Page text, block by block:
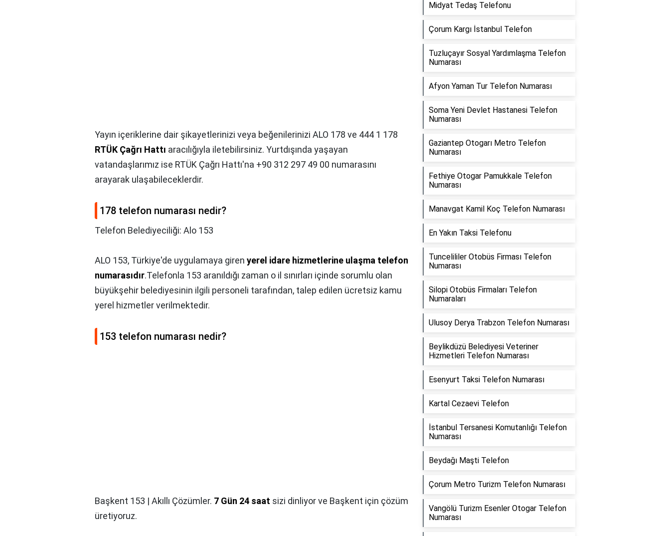
Yayın içeriklerine dair şikayetlerinizi veya beğenilerinizi ALO 178 ve 444 1 178
RTÜK Çağrı Hattı aracılığıyla iletebilirsiniz. Yurtdışında yaşayan
vatandaşlarımız ise RTÜK Çağrı Hattı'na +90 312 297 49 00 numarasını
arayarak ulaşabileceklerdir.
178 telefon numarası nedir?
Telefon Belediyeciliği: Alo 153
ALO 153, Türkiye'de uygulamaya giren yerel idare hizmetlerine ulaşma telefon
numarasıdır.Telefonla 153 aranıldığı zaman o il sınırları içinde sorumlu olan
büyükşehir belediyesinin ilgili personeli tarafından, talep edilen ücretsiz kamu
yerel hizmetler verilmektedir.
153 telefon numarası nedir?
Başkent 153 | Akıllı Çözümler. 7 Gün 24 saat sizi dinliyor ve Başkent için çözüm
üretiyoruz.
Midyat Tedaş Telefonu
Çorum Kargı İstanbul Telefon
Tuzluçayır Sosyal Yardımlaşma Telefon
Numarası
Afyon Yaman Tur Telefon Numarası
Soma Yeni Devlet Hastanesi Telefon
Numarası
Gaziantep Otogarı Metro Telefon
Numarası
Fethiye Otogar Pamukkale Telefon
Numarası
Manavgat Kamil Koç Telefon Numarası
En Yakın Taksi Telefonu
Tuncelililer Otobüs Firması Telefon
Numarası
Silopi Otobüs Firmaları Telefon
Numaraları
Ulusoy Derya Trabzon Telefon Numarası
Beylikdüzü Belediyesi Veteriner
Hizmetleri Telefon Numarası
Esenyurt Taksi Telefon Numarası
Kartal Cezaevi Telefon
İstanbul Tersanesi Komutanlığı Telefon
Numarası
Beydağı Maşti Telefon
Çorum Metro Turizm Telefon Numarası
Vangölü Turizm Esenler Otogar Telefon
Numarası